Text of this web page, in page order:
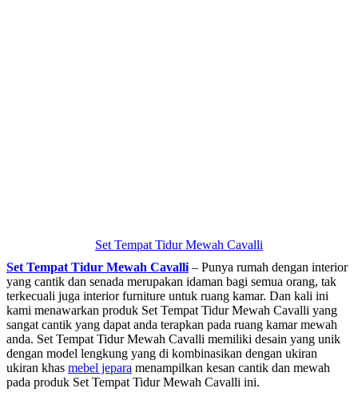
Set Tempat Tidur Mewah Cavalli
Set Tempat Tidur Mewah Cavalli – Punya rumah dengan interior
yang cantik dan senada merupakan idaman bagi semua orang, tak
terkecuali juga interior furniture untuk ruang kamar. Dan kali ini
kami menawarkan produk Set Tempat Tidur Mewah Cavalli yang
sangat cantik yang dapat anda terapkan pada ruang kamar mewah
anda. Set Tempat Tidur Mewah Cavalli memiliki desain yang unik
dengan model lengkung yang di kombinasikan dengan ukiran
ukiran khas mebel jepara menampilkan kesan cantik dan mewah
pada produk Set Tempat Tidur Mewah Cavalli ini.